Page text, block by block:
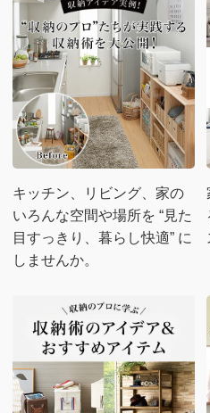
キッチン、リビング、家の
いろんな空間や場所を “見た
目すっきり、暮らし快適” に
しませんか。